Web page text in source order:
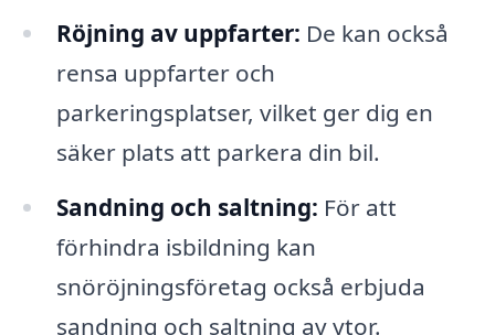
Röjning av uppfarter: De kan också
rensa uppfarter och
parkeringsplatser, vilket ger dig en
säker plats att parkera din bil.
Sandning och saltning: För att
förhindra isbildning kan
snöröjningsföretag också erbjuda
sandning och saltning av ytor.